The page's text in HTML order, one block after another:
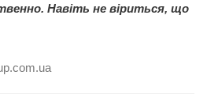
Навіть не віриться, що